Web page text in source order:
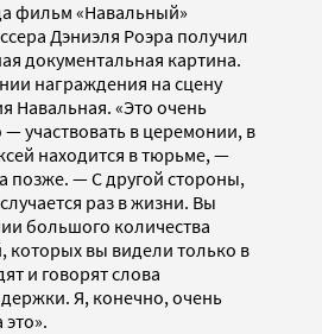
фильм «Навальный»
Дэниэля Роэра получил
документальная картина.
награждения на сцену
Навальная. «Это очень
— участвовать в церемонии, в
находится в тюрьме, —
позже. — С другой стороны,
раз в жизни. Вы
большого количества
которых вы видели только в
и говорят слова
Я, конечно, очень